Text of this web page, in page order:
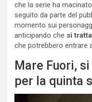
che la serie ha
seguito da parte del
momento sui
anticipando che si
che potrebbero entrare
Mare Fuori,
per la quinta